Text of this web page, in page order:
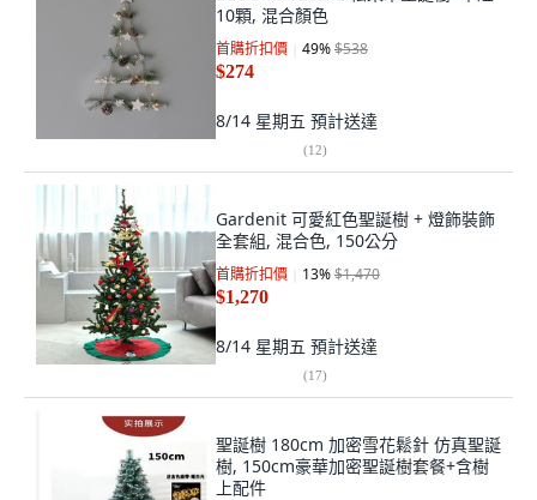
10顆, 混合顏色
首購折扣價 49%$538
$274
8/14 星期五 預計送達
(12)
Gardenit 可愛紅色聖誕樹 + 燈飾裝飾
全套組, 混合色, 150公分
首購折扣價 13%$1,470
$1,270
8/14 星期五 預計送達
(17)
聖誕樹 180cm 加密雪花鬆針 仿真聖誕
樹, 150cm豪華加密聖誕樹套餐+含樹
上配件